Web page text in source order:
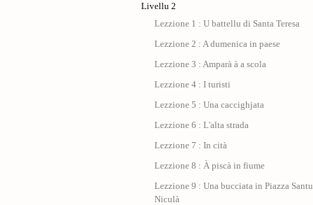
Livellu 2
Lezzione 1 : U battellu di Santa Teresa
Lezzione 2 : A dumenica in paese
Lezzione 3 : Amparà à a scola
Lezzione 4 : I turisti
Lezzione 5 : Una caccighjata
Lezzione 6 : L'alta strada
Lezzione 7 : In cità
Lezzione 8 : À piscà in fiume
Lezzione 9 : Una bucciata in Piazza Santu
Niculà